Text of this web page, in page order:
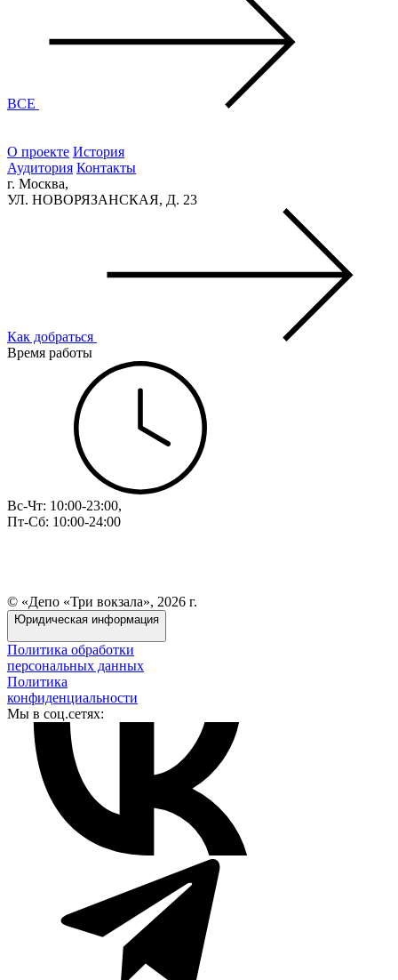
ВСЕ
О проекте История
Аудитория Контакты
г. Москва,
УЛ. НОВОРЯЗАНСКАЯ, Д. 23
Как добраться
Время работы
Вс-Чт: 10:00-23:00,
Пт-Сб: 10:00-24:00
© «Депо «Три вокзала», 2026 г.
Юридическая информация
Политика обработки
персональных данных
Политика
конфиденциальности
Мы в соц.сетях: